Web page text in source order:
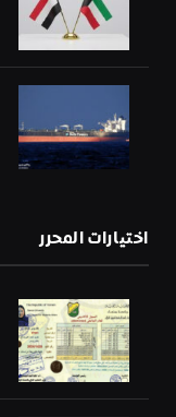
اختيارات المحرر